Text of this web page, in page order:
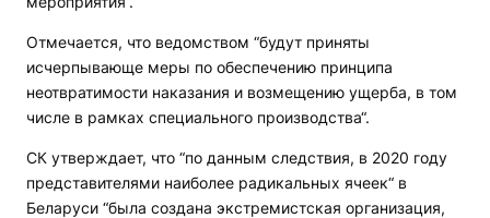
Отмечается, что ведомством “будут приняты
исчерпывающе меры по обеспечению принципа
неотвратимости наказания и возмещению ущерба, в том
числе в рамках специального производства“.
СК утверждает, что “по данным следствия, в 2020 году
представителями наиболее радикальных ячеек“ в
Беларуси “была создана экстремистская организация,